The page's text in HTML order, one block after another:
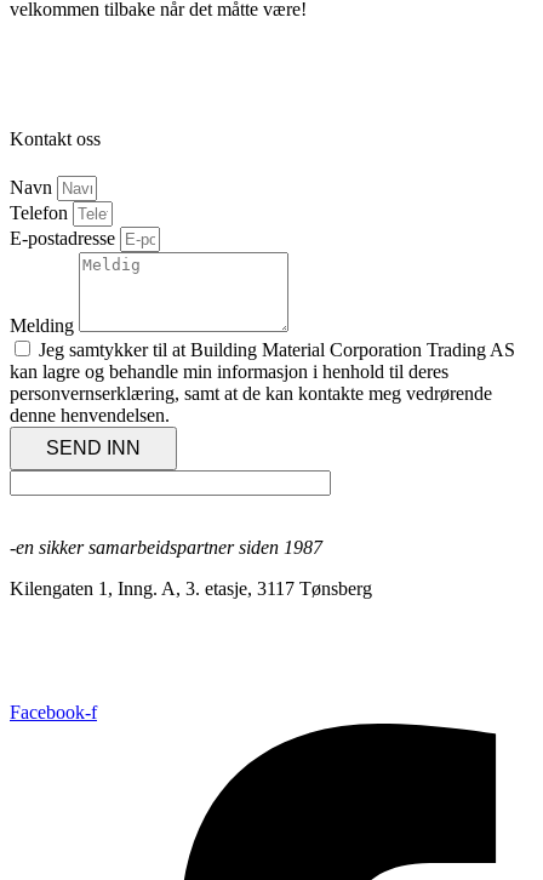
velkommen tilbake når det måtte være!
Kontakt oss
Navn
Telefon
E-postadresse
Melding
Jeg samtykker til at Building Material Corporation Trading AS
kan lagre og behandle min informasjon i henhold til deres
personvernserklæring, samt at de kan kontakte meg vedrørende
denne henvendelsen.
SEND INN
-en sikker samarbeidspartner siden 1987
Kilengaten 1, Inng. A, 3. etasje, 3117 Tønsberg
Facebook-f